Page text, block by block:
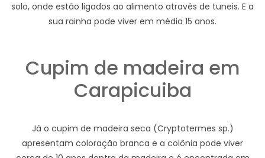
solo, onde estão ligados ao alimento através de tuneis. E a
sua rainha pode viver em média 15 anos.
Cupim de madeira em
Carapicuiba
Já o cupim de madeira seca (Cryptotermes sp.)
apresentam coloração branca e a colônia pode viver